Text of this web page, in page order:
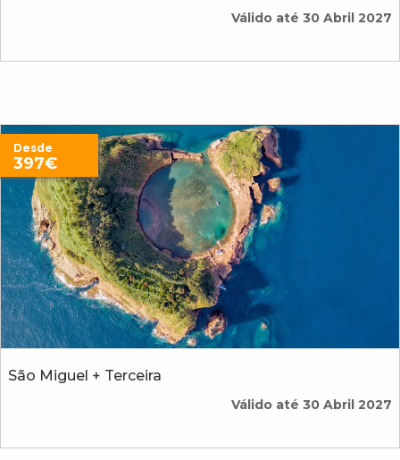
Válido até 30 Abril 2027
São Miguel + Terceira
Desde
397€
Válido até 30 Abril 2027